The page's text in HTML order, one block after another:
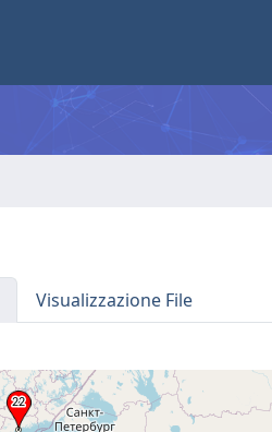
Visualizzazione File